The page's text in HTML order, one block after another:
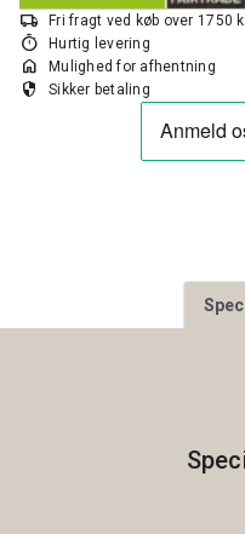
local_shipping Fri fragt ved køb over 1750
timer Hurtig levering
home Mulighed for afhentning
security Sikker betaling